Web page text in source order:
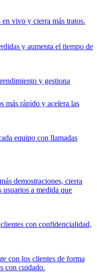
en vivo y cierra más tratos.
y aumenta el tiempo de
y gestiona
más rápido y acelera las
equipo con llamadas
demostraciones, cierra
usuarios a medida que
con confidencialidad,
con los clientes de forma
con cuidado.